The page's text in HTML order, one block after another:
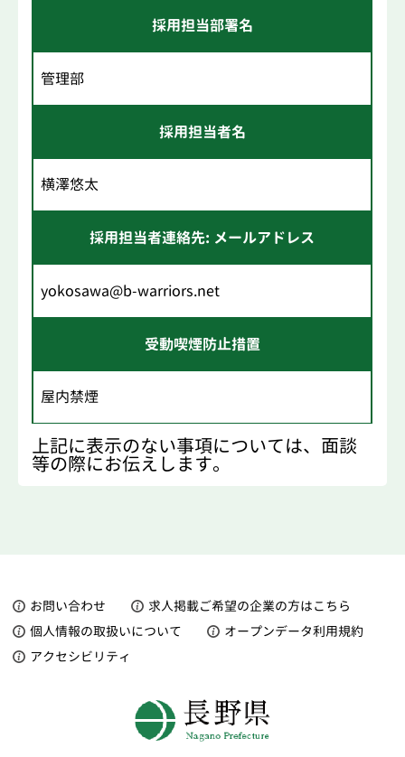
採用担当部署名
管理部
採用担当者名
横澤悠太
採用担当者連絡先: メールアドレス
yokosawa@b-warriors.net
受動喫煙防止措置
屋内禁煙
上記に表示のない事項については、面談
等の際にお伝えします。
お問い合わせ
求人掲載ご希望の企業の方はこちら
個人情報の取扱いについて
オープンデータ利用規約
アクセシビリティ